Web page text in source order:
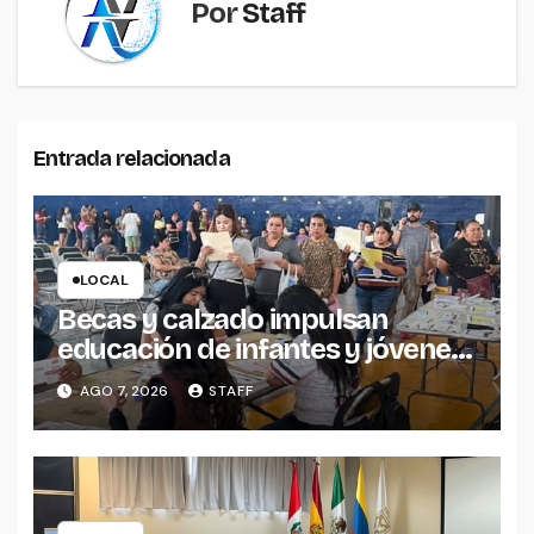
PorStaff
Entrada relacionada
LOCAL
Becas y calzado impulsan
educación de infantes y jóvenes
de La Piedad
AGO 7, 2026 STAFF